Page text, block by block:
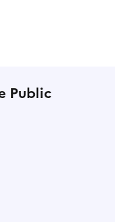
Public